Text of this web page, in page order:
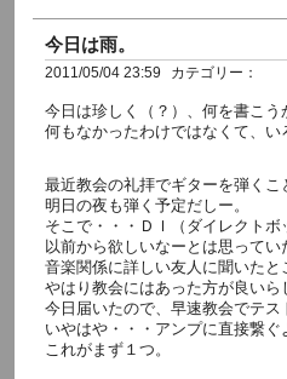
今日は雨。
2011/05/04 23:59 カテゴリー：
今日は珍しく（？）、何を書こう
何もなかったわけではなくて、い
最近教会の礼拝でギターを弾くこ
明日の夜も弾く予定だしー。
そこで・・・ＤＩ（ダイレクトボ
以前から欲しいなーとは思ってい
音楽関係に詳しい友人に聞いたと
やはり教会にはあった方が良いら
今日届いたので、早速教会でテス
いやはや・・・アンプに直接繋ぐ
これがまず１つ。